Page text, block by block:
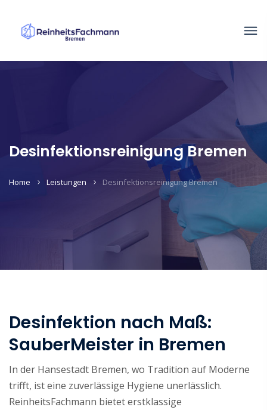
Desinfektionsreinigung Bremen
Home Leistungen Desinfektionsreinigung Bremen
Desinfektion nach Maß:
SauberMeister in Bremen
In der Hansestadt Bremen, wo Tradition auf Moderne
trifft, ist eine zuverlässige Hygiene unerlässlich.
ReinheitsFachmann bietet erstklassige